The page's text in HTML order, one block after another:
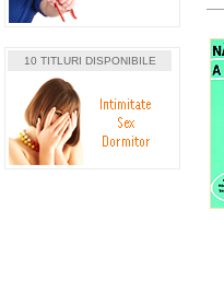
10 TITLURI DISPONIBILE